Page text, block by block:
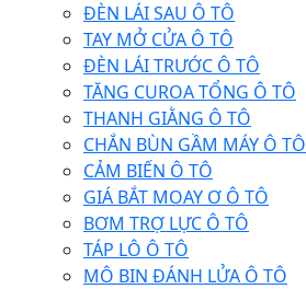
ĐÈN LÁI SAU Ô TÔ
TAY MỞ CỬA Ô TÔ
ĐÈN LÁI TRƯỚC Ô TÔ
TĂNG CUROA TỔNG Ô TÔ
THANH GIẰNG Ô TÔ
CHẮN BÙN GẦM MÁY Ô TÔ
CẢM BIẾN Ô TÔ
GIÁ BẮT MOAY Ơ Ô TÔ
BƠM TRỢ LỰC Ô TÔ
TÁP LÔ Ô TÔ
MÔ BIN ĐÁNH LỬA Ô TÔ